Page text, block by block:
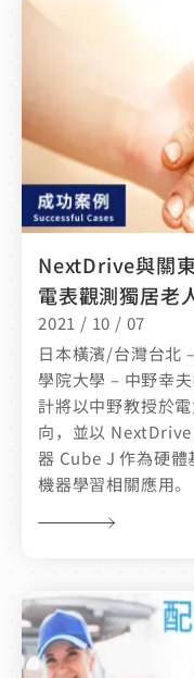
NextDrive與關
電表觀測獨居老
2021 / 10 / 07
日本橫濱/台灣台北
學院大學 – 中野幸
計將以中野教授於
向，並以
器 Cube J 作為硬
機器學習相關應用。